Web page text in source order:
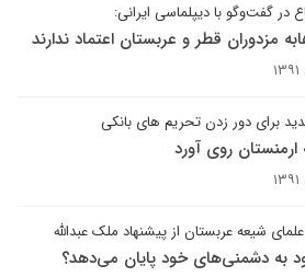
در گفت‌وگو با دیپلماسی ایرانی:
مزدوران قطر و عربستان اعتماد ندارند
برای دور زدن تحریم های بانکی
ارمنستان روی آورد
شیعه عربستان از پیشنهاد ملک عبدالله
به دشمنی‌های خود پایان می‌دهد؟